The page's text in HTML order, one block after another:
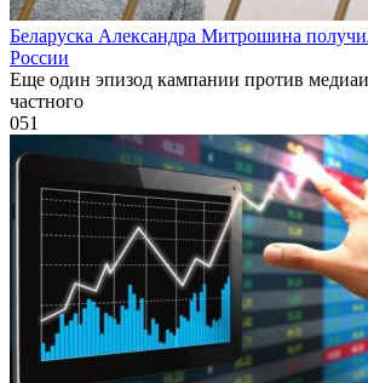
Беларуска Александра Митрошина
России
Еще один эпизод кампании против
частного
051